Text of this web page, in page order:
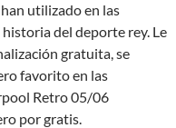
utilizado en las
historia del deporte rey. Le
gratuita, se
favorito en las
Retro 05/06
por gratis.